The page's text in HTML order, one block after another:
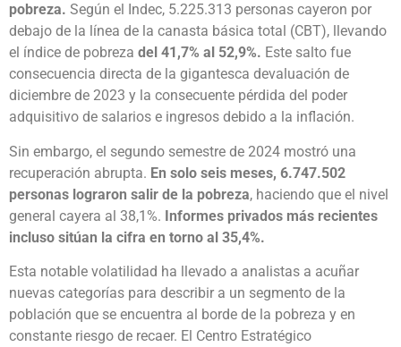
pobreza. Según el Indec, 5.225.313 personas cayeron por
debajo de la línea de la canasta básica total (CBT), llevando
el índice de pobreza del 41,7% al 52,9%. Este salto fue
consecuencia directa de la gigantesca devaluación de
diciembre de 2023 y la consecuente pérdida del poder
adquisitivo de salarios e ingresos debido a la inflación.
Sin embargo, el segundo semestre de 2024 mostró una
recuperación abrupta. En solo seis meses, 6.747.502
personas lograron salir de la pobreza, haciendo que el nivel
general cayera al 38,1%. Informes privados más recientes
incluso sitúan la cifra en torno al 35,4%.
Esta notable volatilidad ha llevado a analistas a acuñar
nuevas categorías para describir a un segmento de la
población que se encuentra al borde de la pobreza y en
constante riesgo de recaer. El Centro Estratégico